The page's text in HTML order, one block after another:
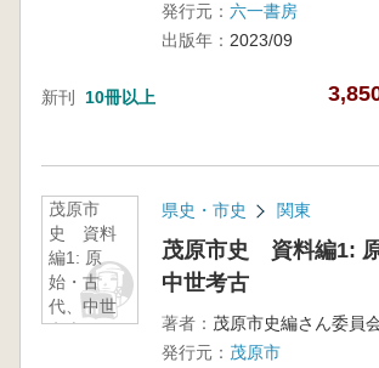
発行元： 六一書房
出版年： 2023/09
新刊 10冊以上
茂原市
史 資料
編1: 原
始・古
代、中世
考古
県史・市史 関東
茂原市史 資料編1: 原
中世考古
著者： 茂原市史編さん委員
発行元： 茂原市